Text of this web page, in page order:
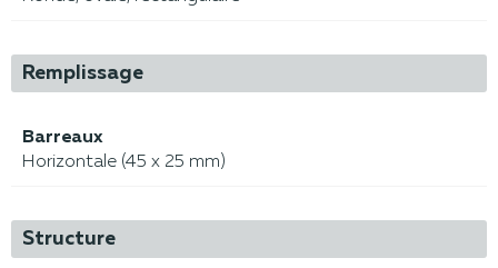
Remplissage
Barreaux
Horizontale (45 x 25 mm)
Structure